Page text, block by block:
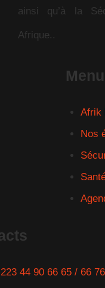
ainsi qu’à la
Afrique..
Menu
Afrik
Nos
44 90 66 65 / 66